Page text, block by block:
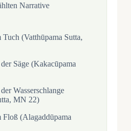
Narrative
(Vatthūpama Sutta,
Säge (Kakacūpama
Wasserschlange
MN 22)
(Alagaddūpama